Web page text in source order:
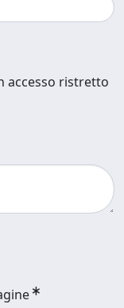
accesso ristretto